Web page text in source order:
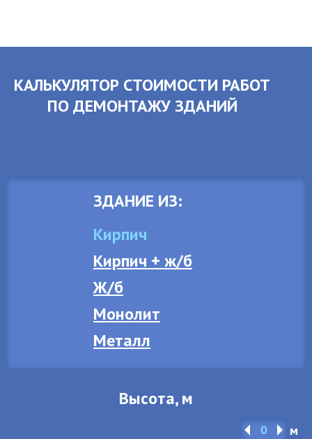
КАЛЬКУЛЯТОР СТОИМОСТИ РАБОТ
ПО ДЕМОНТАЖУ ЗДАНИЙ
ЗДАНИЕ ИЗ:
Кирпич
Кирпич + ж/б
Ж/б
Монолит
Металл
Высота, м
м